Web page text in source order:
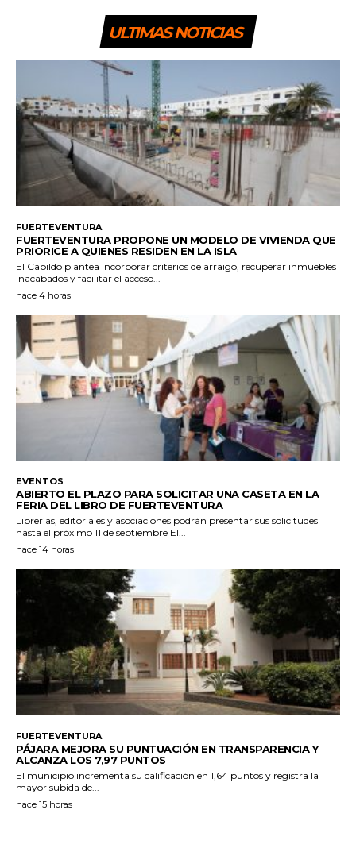
ULTIMAS NOTICIAS
FUERTEVENTURA
FUERTEVENTURA PROPONE UN MODELO DE VIVIENDA QUE
PRIORICE A QUIENES RESIDEN EN LA ISLA
El Cabildo plantea incorporar criterios de arraigo, recuperar inmuebles
inacabados y facilitar el acceso...
hace 4 horas
EVENTOS
ABIERTO EL PLAZO PARA SOLICITAR UNA CASETA EN LA
FERIA DEL LIBRO DE FUERTEVENTURA
Librerías, editoriales y asociaciones podrán presentar sus solicitudes
hasta el próximo 11 de septiembre El...
hace 14 horas
FUERTEVENTURA
PÁJARA MEJORA SU PUNTUACIÓN EN TRANSPARENCIA Y
ALCANZA LOS 7,97 PUNTOS
El municipio incrementa su calificación en 1,64 puntos y registra la
mayor subida de...
hace 15 horas